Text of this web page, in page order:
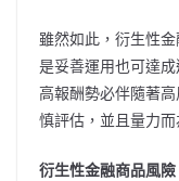
雖然如此，衍生性
是妥善運用也可達
高報酬勢必伴隨著
慎評估，並且量力而
衍生性金融商品風險